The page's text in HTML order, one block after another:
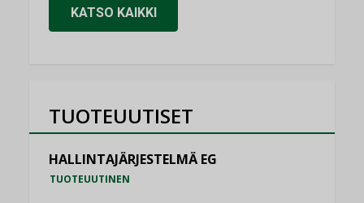
KATSO KAIKKI
TUOTEUUTISET
HALLINTAJÄRJESTELMÄ EG
TUOTEUUTINEN